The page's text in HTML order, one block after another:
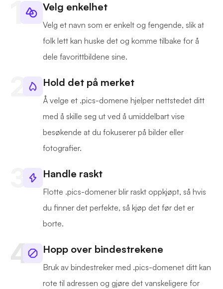
Velg enkelhet
Velg et navn som er enkelt og fengende, slik at
folk lett kan huske det og komme tilbake for å
dele favorittbildene sine.
Hold det på merket
Å velge et .pics-domene hjelper nettstedet ditt
med å skille seg ut ved å umiddelbart vise
besøkende at du fokuserer på bilder eller
fotografier.
Handle raskt
Flotte .pics-domener blir raskt oppkjøpt, så hvis
du finner det perfekte, så kjøp det før det er
borte.
Hopp over bindestrekene
Bruk av bindestreker med .pics-domenet ditt kan
rote til adressen og gjøre det vanskeligere for